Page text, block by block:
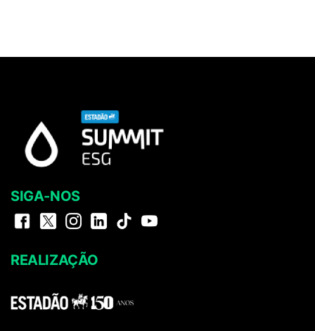
SIGA-NOS
REALIZAÇÃO